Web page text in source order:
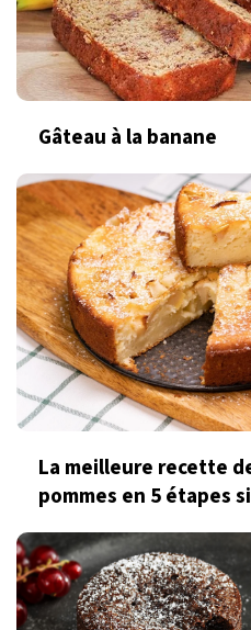
Gâteau à la banane
La meilleure recette
pommes en 5 étapes